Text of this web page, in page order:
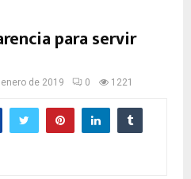
para servir
de 2019 0 1221